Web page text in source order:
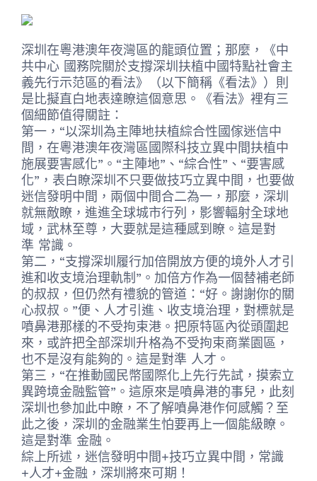
深圳在粵港澳年夜灣區的龍頭位置；那麼，《中
共中心 國務院關於支撐深圳扶植中國特點社會主
義先行示范區的看法》（以下簡稱《看法》）則
是比擬直白地表達瞭這個意思。《看法》裡有三
個細節值得關註：
第一，“以深圳為主陣地扶植綜合性國傢迷信中
間，在粵港澳年夜灣區國際科技立異中間扶植中
施展要害感化”。“主陣地”、“綜合性”、“要害感
化”，表白瞭深圳不只要做技巧立異中間，也要做
迷信發明中間，兩個中間合二為一，那麼，深圳
就無敵瞭，進進全球城市行列，影響輻射全球地
域，武林至尊，大要就是這種感到瞭。這是對
準 常識。
第二，“支撐深圳履行加倍開放方便的境外人才引
進和收支境治理軌制”。加倍方作為一個替補老師
的叔叔，但仍然有禮貌的管道：“好。謝謝你的關
心叔叔。”便、人才引進、收支境治理，對標就是
噴鼻港那樣的不受拘束港。把原特區內從頭圍起
來，或許把全部深圳升格為不受拘束商業園區，
也不是沒有能夠的。這是對準 人才。
第三，“在推動國民幣國際化上先行先試，摸索立
異跨境金融監管”。這原來是噴鼻港的事兒，此刻
深圳也參加此中瞭，不了解噴鼻港作何感觸？至
此之後，深圳的金融業生怕要再上一個能級瞭。
這是對準 金融。
綜上所述，迷信發明中間+技巧立異中間，常識
+人才+金融，深圳將來可期！